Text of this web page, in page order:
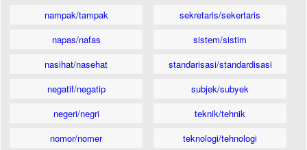
nampak/tampak
napas/nafas
nasihat/nasehat
negatif/negatip
negeri/negri
nomor/nomer
sekretaris/sekertaris
sistem/sistim
standarisasi/standardisasi
subjek/subyek
teknik/tehnik
teknologi/tehnologi